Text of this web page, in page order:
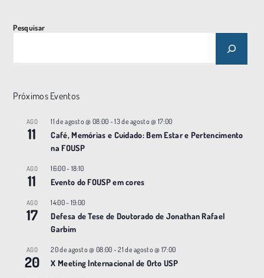
Pesquisar
Próximos Eventos
AGO
11
11 de agosto @ 08:00 -13 de agosto @ 17:00
Café, Memórias e Cuidado: Bem Estar e Pertencimento
na FOUSP
AGO
11
16:00- 18:10
Evento do FOUSP em cores
AGO
17
14:00- 19:00
Defesa de Tese de Doutorado de Jonathan Rafael
Garbim
AGO
20
20 de agosto @ 08:00 -21 de agosto @ 17:00
X Meeting |nternacional de Orto USP